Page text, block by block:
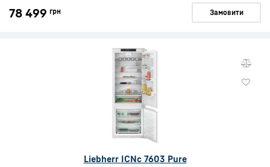
78 499 грн Замовити
Liebherr ICNc 7603 Pure